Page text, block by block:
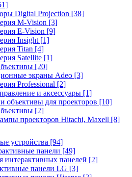
Digital Projection [38]
M-Vision [3]
E-Vision [9]
Insight [1]
Titan [4]
Satellite [1]
[20]
экраны Adeo [3]
Professional [2]
и аксессуары [1]
объективы для проекторов [10]
[2]
проекторов Hitachi, Maxell [8]
устройства [94]
панели [49]
интерактивных панелей [2]
панели LG [3]